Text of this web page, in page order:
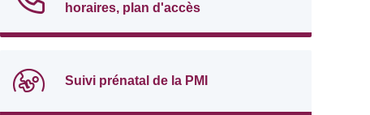
horaires, plan d'accès
Suivi prénatal de la PMI